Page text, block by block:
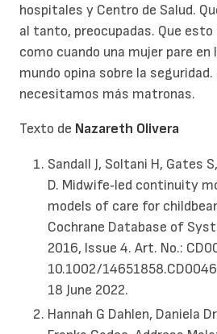
hospitales y Centro de Salud.
al tanto, preocupadas. Que
como cuando una mujer pare en
mundo opina sobre la seguridad.
necesitamos más matronas.
Texto de Nazareth Olivera
Sandall J, Soltani H, Gates
D. Midwife‐led continuity
models of care for
Cochrane Database of
2016, Issue 4. Art. No.:
10.1002/
18 June 2022.
Hannah G Dahlen, Daniela